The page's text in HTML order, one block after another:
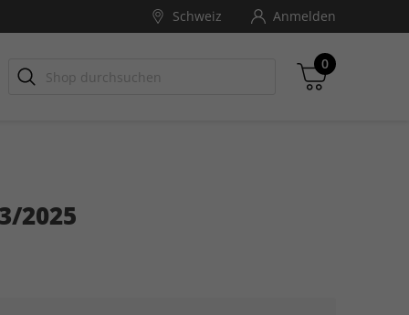
Schweiz Anmelden
0
Zwischensumme
2025